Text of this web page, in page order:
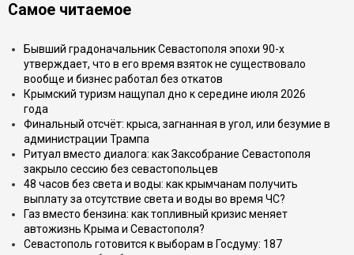
Самое читаемое
Бывший градоначальник Севастополя эпохи 90-х
утверждает, что в его время взяток не существовало
вообще и бизнес работал без откатов
Крымский туризм нащупал дно к середине июля 2026
года
Финальный отсчёт: крыса, загнанная в угол, или безумие в
администрации Трампа
Ритуал вместо диалога: как Заксобрание Севастополя
закрыло сессию без севастопольцев
48 часов без света и воды: как крымчанам получить
выплату за отсутствие света и воды во время ЧС?
Газ вместо бензина: как топливный кризис меняет
автожизнь Крыма и Севастополя?
Севастополь готовится к выборам в Госдуму: 187